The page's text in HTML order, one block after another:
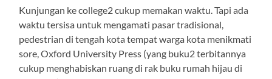
Kunjungan ke college2 cukup memakan waktu. Tapi ada
waktu tersisa untuk mengamati pasar tradisional,
pedestrian di tengah kota tempat warga kota menikmati
sore, Oxford University Press (yang buku2 terbitannya
cukup menghabiskan ruang di rak buku rumah hijau di